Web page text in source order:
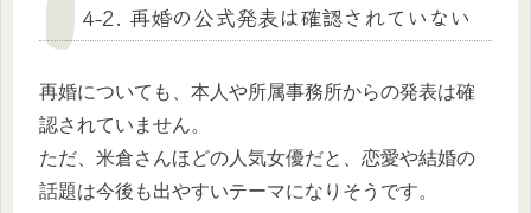
4-2. 再婚の公式発表は確認されていない
再婚についても、本人や所属事務所からの発表は確
認されていません。
ただ、米倉さんほどの人気女優だと、恋愛や結婚の
話題は今後も出やすいテーマになりそうです。